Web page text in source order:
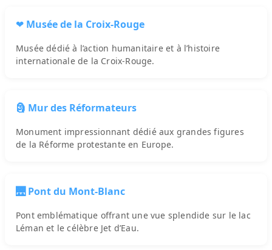
❤️ Musée de la Croix-Rouge
Musée dédié à l’action humanitaire et à l’histoire
internationale de la Croix-Rouge.
🗿 Mur des Réformateurs
Monument impressionnant dédié aux grandes figures
de la Réforme protestante en Europe.
🌉 Pont du Mont-Blanc
Pont emblématique offrant une vue splendide sur le lac
Léman et le célèbre Jet d’Eau.